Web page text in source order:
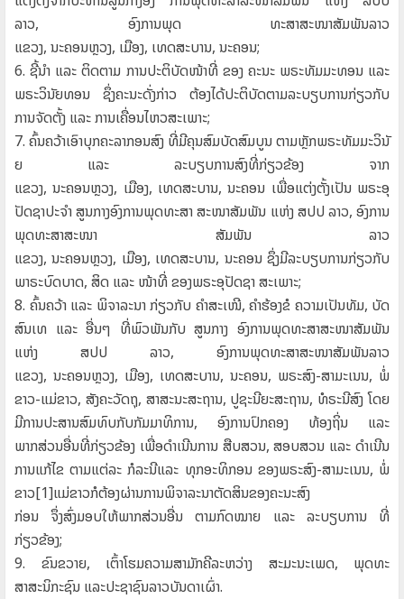
ລາວ, ອົງການພຸດ
ທະສາສະໜາສັມພັນລາວ
ແຂວງ,ນະຄອນຫຼວງ, ເມືອງ, ເທດສະບານ,ນະຄອນ;
6.ຊີ້ນໍາ ແລະ ຕິດຕາມ ການປະຕິບັດໜ້າທີ່ ຂອງ ຄະນະ ພຣະທັມມະທອນ ແລະ
ພຣະວິນັຍທອນ ຊຶ່ງຄະນະດັ່ງກ່າວ ຕ້ອງໄດ້ປະຕິບັດຕາມລະບຽບການກ່ຽວກັບ
ການຈັດຕັ້ງ ແລະການເຄື່ອນໄຫວສະເພາະ;
7.ຄົ້ນຄວ້າເອົາບຸກຄະລາກອນສົງ ທີ່ມີຄຸນສົມບັດສົມບູນຕາມຫຼັກພຣະທັມມະວິນັ
ຍ ແລະ ລະບຽບການສົງທີ່ກ່ຽວຂ້ອງ
ຈາກ
ແຂວງ,ນະຄອນຫຼວງ, ເມືອງ, ເທດສະບານ,ນະຄອນ ເພື່ອແຕ່ງຕັ້ງເປັນ ພຣະອຸ
ປັດຊາປະຈໍາ ສູນກາງອົງການພຸດທະສາ ສະໜາສັມພັນ ແຫ່ງ ສປປ ລາວ,ອົງການ
ພຸດທະສາສະໜາ
ສັມພັນ ລາວ
ແຂວງ,ນະຄອນຫຼວງ, ເມືອງ, ເທດສະບານ, ນະຄອນ ຊຶ່ງມີລະບຽບການກ່ຽວກັບ
ພາຣະບົດບາດ,ສິດ ແລະໜ້າທີ່ ຂອງພຣະອຸປັດຊາ ສະເພາະ;
8. ຄົ້ນຄວ້າ ແລະ ພິຈາລະນາ ກ່ຽວກັບ ຄໍາສະເໜີ,ຄໍາຮ້ອງຂໍ ຄວາມເປັນທັມ, ບັດ
ສົນເທ ແລະ ອື່ນໆ ທີ່ພົວພັນກັບ ສູນກາງ ອົງການພຸດທະສາສະໜາສັມພັນ
ແຫ່ງ ສປປ ລາວ, ອົງການພຸດທະສາສະໜາສັມພັນລາວ
ແຂວງ, ນະຄອນຫຼວງ, ເມືອງ, ເທດສະບານ, ນະຄອນ, ພຣະສົງ-ສາມະເນນ, ພໍ່
ຂາວ-ແມ່ຂາວ, ສັງຄະວັດຖຸ, ສາສະນະສະຖານ, ປູຊະນີຍະສະຖານ, ທໍຣະນີສົງ ໂດຍ
ມີການປະສານສົມທົບກັບກັມມາທິການ, ອົງການປົກຄອງ
ທ້ອງຖິ່ນ ແລະ
ພາກສ່ວນອື່ນທີ່ກ່ຽວຂ້ອງ ເພື່ອດໍາເນີນການ ສືບສວນ,ສອບສວນ ແລະ ດໍາເນີນ
ການແກ້ໄຂ ຕາມແຕ່ລະ ກໍລະນີແລະ ທຸກອະທິກອນ ຂອງພຣະສົງ-ສາມະເນນ, ພໍ່
ຂາວ[1]ແມ່ຂາວກໍຕ້ອງຜ່ານການພິຈາລະນາຕັດສິນຂອງຄະນະສົງ
ກ່ອນ ຈຶ່ງສົ່ງມອບໃຫ້ພາກສ່ວນອື່ນ ຕາມກົດໝາຍ ແລະ ລະບຽບການ ທີ່
ກ່ຽວຂ້ອງ;
9. ຂົນຂວາຍ, ເຕົ້າໂຮມຄວາມສາມັກຄີລະຫວ່າງ ສະມະນະເພດ, ພຸດທະ
ສາສະນິກະຊົນ ແລະປະຊາຊົນລາວບັນດາເຜົ່າ.